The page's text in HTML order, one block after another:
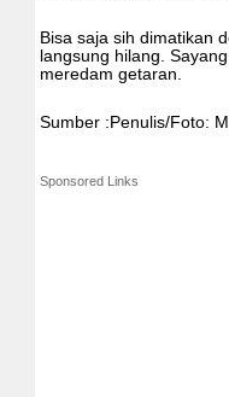
Bisa saja sih dimatikan
langsung hilang.
meredam getaran.
Sumber :Penulis/Foto:
Sponsored Links